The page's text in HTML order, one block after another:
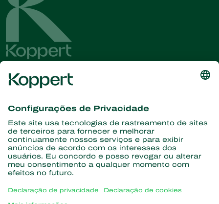
informações
Assine aqui
Parceiros com a natureza
Sobre a Koppert